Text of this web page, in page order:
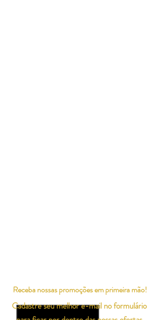
Cadastre seu melhor e-mail no formulário
Receba nossas promoções em primeira mão!